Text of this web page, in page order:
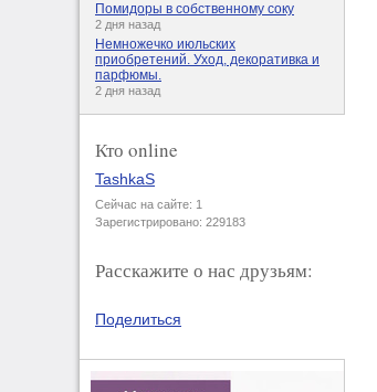
Помидоры в собственному соку
2 дня назад
Немножечко июльских
приобретений. Уход, декоративка и
парфюмы.
2 дня назад
Кто online
TashkaS
Сейчас на сайте: 1
Зарегистрировано: 229183
Расскажите о нас друзьям:
Поделиться